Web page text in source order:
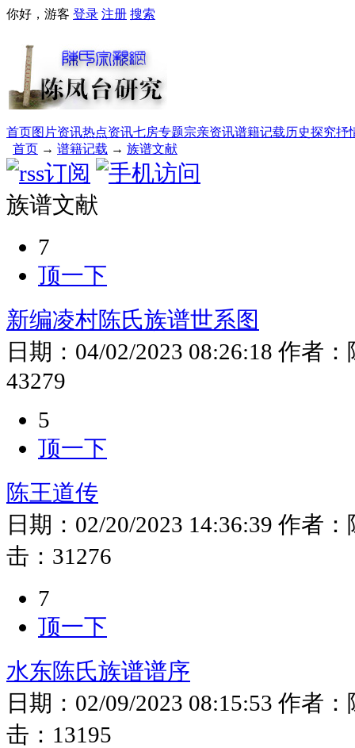
你好，游客 登录 注册 搜索
首页图片资讯热点资讯七房专题宗亲资讯谱籍记载历史探究抒
首页 → 谱籍记载 → 族谱文献
族谱文献
7
顶一下
新编凌村陈氏族谱世系图
日期： 04/02/2023 08:26:18 作者：
43279
5
顶一下
陈王道传
日期： 02/20/2023 14:36:39 作者：
击： 31276
7
顶一下
水东陈氏族谱谱序
日期： 02/09/2023 08:15:53 作者：
击： 13195